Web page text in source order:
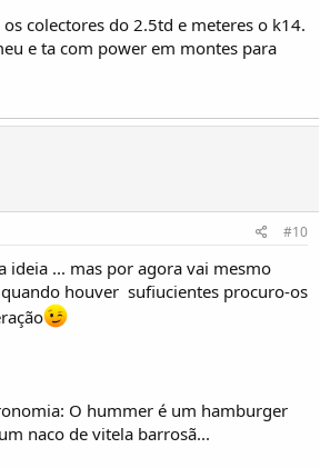
colectores do 2.5td e meteres o k14.
e ta com power em montes para
#10
ideia ... mas por agora vai mesmo
houver  sufiucientes procuro-os
O hummer é um hamburger
naco de vitela barrosã...